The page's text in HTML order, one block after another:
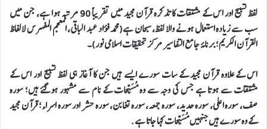
لفظ تسبیح اور اس کے مشتقات کا تذکرہ قرآن مجید میں تقریباً 90 مرتبہ ہوا ہے، جن میں
سب سے زیادہ استعمال ہونے والا لفظ، سبحان ہے(محمد فؤاد عبد الباقی، المعجم المفهرس لالفاظ
القرآن الکریم؛ برنامۂ جامع التفاسیر مرکز تحقیقات اسلامی نور)۔
اس کے علاوہ قرآن مجید کے سات سورے ایسے ہیں جن کا آغاز ہی لفظ تسبیح اور اس کے
مشتقات سے ہوتا ہے جس کی وجہ سے وہ مُسَبِّحات کے نام سے مشہور ہوگئے ہیں؛ سورہ
صف، سورہ اعلی، سورہ حدید، سورہ جمعہ، سورہ تغابن، سورہ حشر اور سورہ اسراء؛ قرآن مجید
کے وہ سورے ہیں جنہیں مُسَبِّحات کہا جاتا ہے.